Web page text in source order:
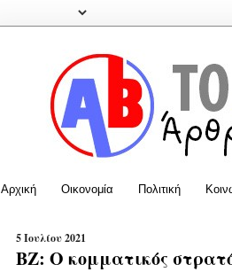
Αρχική Οικονομία Πολιτική
5 Ιουλίου 2021
BZ: Ο κομματικός